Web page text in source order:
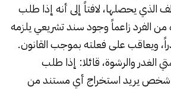
الذي يحصلها، لافتاً إلى أنه إذا طلب
الفرد زاعماً وجود سند تشريعي يلزمه
ويعاقب على فعلته بموجب القانون.
الغدر والرشوة، قائلا: إذا طلب
يريد استخراج أي مستند من